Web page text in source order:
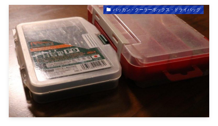
バッカン・クーラーボックス・ドライバッグ